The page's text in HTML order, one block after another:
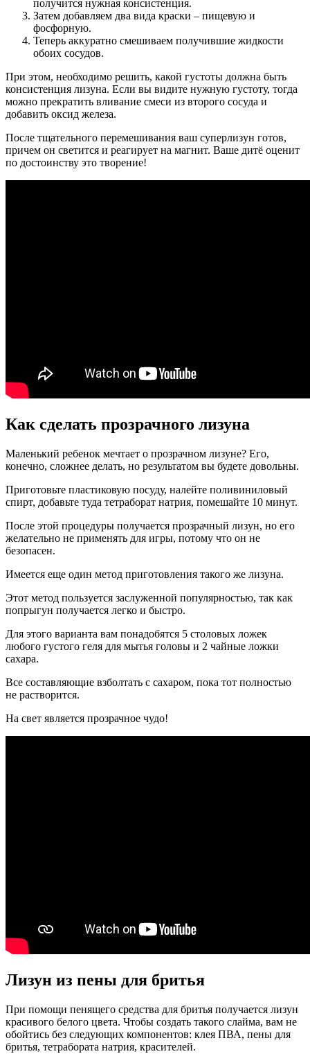
получится нужная консистенция.
Затем добавляем два вида краски – пищевую и
фосфорную.
Теперь аккуратно смешиваем получившие жидкости
обоих сосудов.
При этом, необходимо решить, какой густоты должна быть
консистенция лизуна. Если вы видите нужную густоту, тогда
можно прекратить вливание смеси из второго сосуда и
добавить оксид железа.
После тщательного перемешивания ваш суперлизун готов,
причем он светится и реагирует на магнит. Ваше дитё оценит
по достоинству это творение!
Как сделать прозрачного лизуна
Маленький ребенок мечтает о прозрачном лизуне? Его,
конечно, сложнее делать, но результатом вы будете довольны.
Приготовьте пластиковую посуду, налейте поливиниловый
спирт, добавьте туда тетраборат натрия, помешайте 10 минут.
После этой процедуры получается прозрачный лизун, но его
желательно не применять для игры, потому что он не
безопасен.
Имеется еще один метод приготовления такого же лизуна.
Этот метод пользуется заслуженной популярностью, так как
попрыгун получается легко и быстро.
Для этого варианта вам понадобятся 5 столовых ложек
любого густого геля для мытья головы и 2 чайные ложки
сахара.
Все составляющие взболтать с сахаром, пока тот полностью
не растворится.
На свет является прозрачное чудо!
Лизун из пены для бритья
При помощи пенящего средства для бритья получается лизун
красивого белого цвета. Чтобы создать такого слайма, вам не
обойтись без следующих компонентов: клея ПВА, пены для
бритья, тетрабората натрия, красителей.